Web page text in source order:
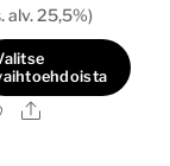
alv. 25,5%)
Ale